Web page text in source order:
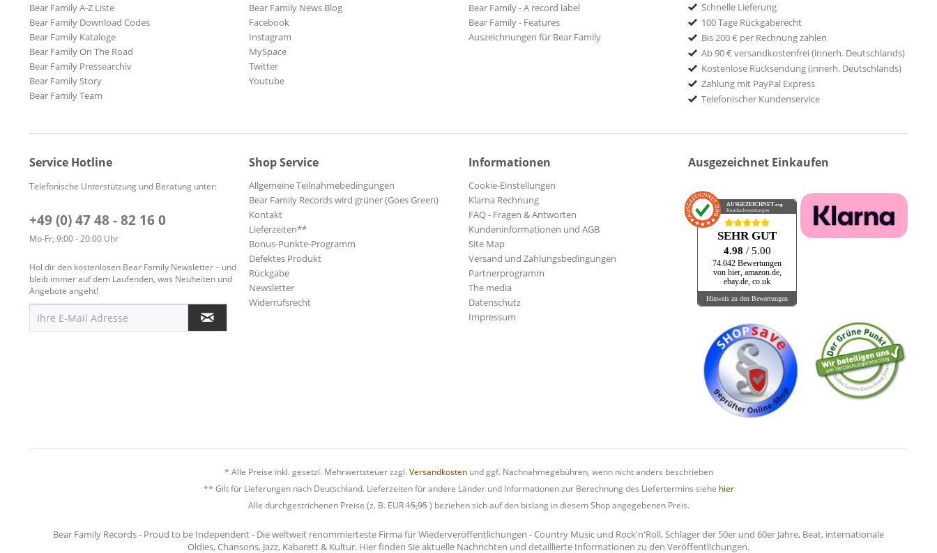
Bear Family A-Z Liste
Bear Family Download Codes
Bear Family Kataloge
Bear Family On The Road
Bear Family Pressearchiv
Bear Family Story
Bear Family Team
Bear Family News Blog
Facebook
Instagram
MySpace
Twitter
Youtube
Bear Family - A record label
Bear Family - Features
Auszeichnungen für Bear Family
Schnelle Lieferung
100 Tage Rückgaberecht
Bis 200 € per Rechnung zahlen
Ab 90 € versandkostenfrei (innerh. Deutschlands)
Kostenlose Rücksendung (innerh. Deutschlands)
Zahlung mit PayPal Express
Telefonischer Kundenservice
Service Hotline
Telefonische Unterstützung und Beratung unter:
+49 (0) 47 48 - 82 16 0
Mo-Fr, 9:00 - 20:00 Uhr
Hol dir den kostenlosen Bear Family Newsletter – und
bleib immer auf dem Laufenden, was Neuheiten und
Angebote angeht!
Shop Service
Allgemeine Teilnahmebedingungen
Bear Family Records wird grüner (Goes Green)
Kontakt
Lieferzeiten**
Bonus-Punkte-Programm
Defektes Produkt
Rückgabe
Newsletter
Widerrufsrecht
Informationen
Cookie-Einstellungen
Klarna Rechnung
FAQ - Fragen & Antworten
Kundeninformationen und AGB
Site Map
Versand und Zahlungsbedingungen
Partnerprogramm
The media
Datenschutz
Impressum
Ausgezeichnet Einkaufen
AUSGEZEICHNET.org
Kundenbewertungen
SEHR GUT
4.98 / 5.00
74.042 Bewertungen
von hier, amazon.de,
ebay.de, co.uk
Hinweis zu den Bewertungen
* Alle Preise inkl. gesetzl. Mehrwertsteuer zzgl. Versandkostenund ggf. Nachnahmegebühren, wenn nicht anders beschrieben
** Gilt für Lieferungen nach Deutschland. Lieferzeiten für andere Länder und Informationen zur Berechnung des Liefertermins siehe hier
Alle durchgestrichenen Preise (z. B. EUR15,95) beziehen sich auf den bislang in diesem Shop angegebenen Preis.
Bear Family Records - Proud to be Independent - Die weltweit renommierteste Firma für Wiederveröffentlichungen - Country Music und Rock'n'Roll, Schlager der 50er und 60er Jahre, Beat, internationale
Oldies, Chansons, Jazz, Kabarett & Kultur. Hier finden Sie aktuelle Nachrichten und detaillierte Informationen zu den Veröffentlichungen.